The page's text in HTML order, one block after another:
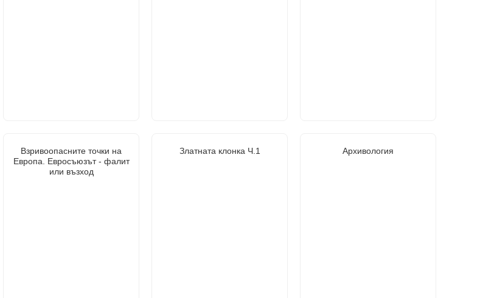
Взривоопасните точки на
Европа. Евросъюзът - фалит
или възход
Златната клонка Ч.1 Архивология